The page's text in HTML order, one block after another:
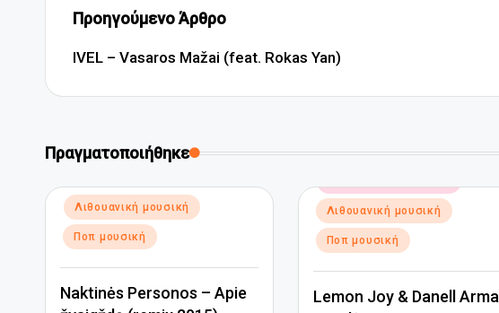
Πλοήγηση
δημοσιεύσεων
Προηγούμενο Άρθρο
IVEL – Vasaros Mažai (feat. Rokas Yan)
Πραγματοποιήθηκε
Αναρτήθηκε
σε
Λιθουανική μουσική
Ποπ μουσική
Naktinės Personos – Apie
σε
Λιθουανική μουσική
Ποπ μουσική
Lemon Joy & Danell Arma